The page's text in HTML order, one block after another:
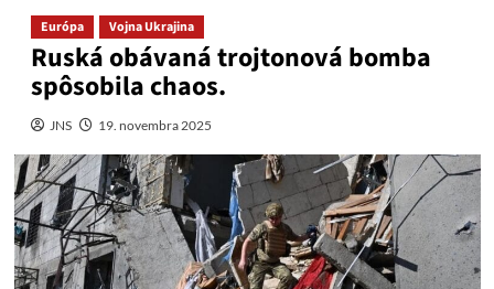
Európa Vojna Ukrajina
Ruská obávaná trojtonová bomba
spôsobila chaos.
JNS 19. novembra 2025